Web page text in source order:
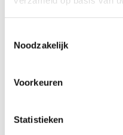
Noodzakelijk
Voorkeuren
Statistieken
Kraamzorg het